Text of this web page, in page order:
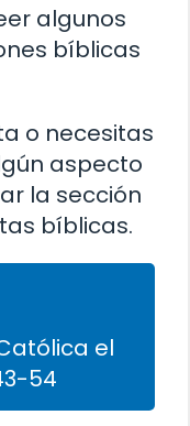
algunos
bíblicas
o necesitas
aspecto
la sección
bíblicas.
el
54